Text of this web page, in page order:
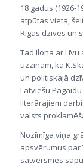
18 gadus (1926-
atpūtas vieta,
Rīgas dzīves un
Tad Ilona ar
uzzinām, ka
un politiskajā
Latviešu
literārajiem
valsts
Nozīmīga viņa
apsvērumus par
satversmes